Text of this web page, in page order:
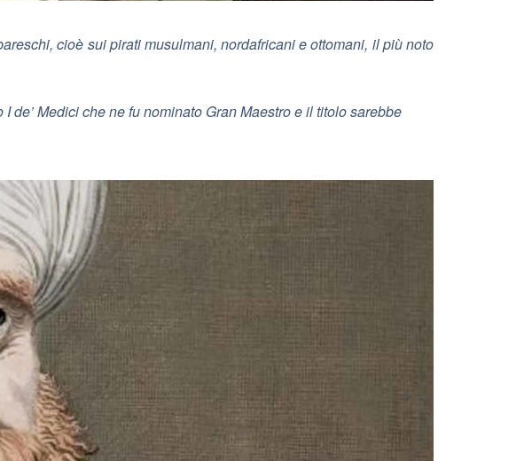
cioè sui pirati musulmani, nordafricani e ottomani, il più noto
de’ Medici che ne fu nominato Gran Maestro e il titolo sarebbe